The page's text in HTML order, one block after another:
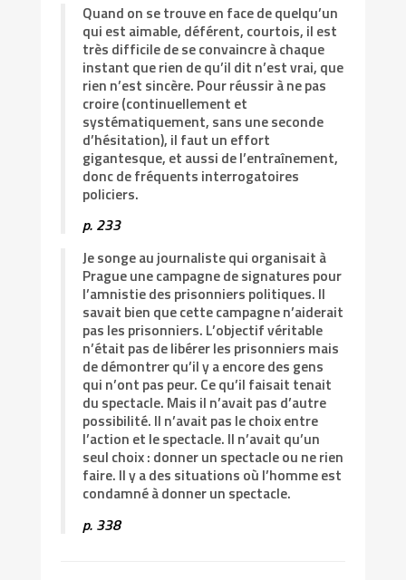
Quand on se trouve en face de quelqu’un
qui est aimable, déférent, courtois, il est
très difficile de se convaincre à chaque
instant que rien de qu’il dit n’est vrai, que
rien n’est sincère. Pour réussir à ne pas
croire (continuellement et
systématiquement, sans une seconde
d’hésitation), il faut un effort
gigantesque, et aussi de l’entraînement,
donc de fréquents interrogatoires
policiers.
p. 233
Je songe au journaliste qui organisait à
Prague une campagne de signatures pour
l’amnistie des prisonniers politiques. Il
savait bien que cette campagne n’aiderait
pas les prisonniers. L’objectif véritable
n’était pas de libérer les prisonniers mais
de démontrer qu’il y a encore des gens
qui n’ont pas peur. Ce qu’il faisait tenait
du spectacle. Mais il n’avait pas d’autre
possibilité. Il n’avait pas le choix entre
l’action et le spectacle. Il n’avait qu’un
seul choix : donner un spectacle ou ne rien
faire. Il y a des situations où l’homme est
condamné à donner un spectacle.
p. 338